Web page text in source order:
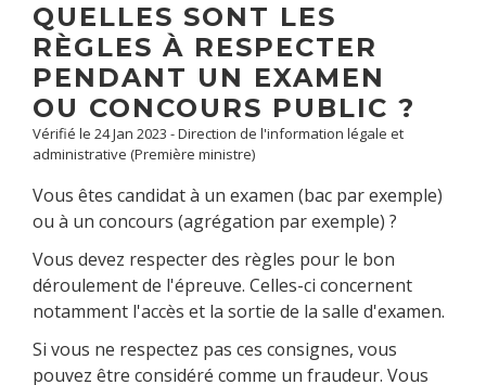
QUELLES SONT LES
RÈGLES À RESPECTER
PENDANT UN EXAMEN
OU CONCOURS PUBLIC ?
Vérifié le 24 Jan 2023 - Direction de l'information légale et
administrative (Première ministre)
Vous êtes candidat à un examen (bac par exemple)
ou à un concours (agrégation par exemple) ?
Vous devez respecter des règles pour le bon
déroulement de l'épreuve. Celles-ci concernent
notamment l'accès et la sortie de la salle d'examen.
Si vous ne respectez pas ces consignes, vous
pouvez être considéré comme un fraudeur. Vous